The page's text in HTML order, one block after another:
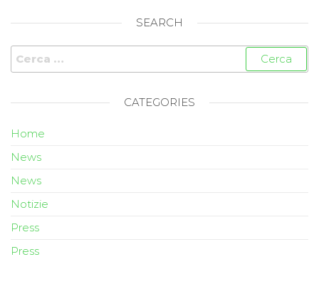
SEARCH
CATEGORIES
Home
News
News
Notizie
Press
Press